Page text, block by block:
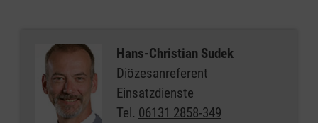
Hans-Christian Sudek
Diözesanreferent
Einsatzdienste
Tel. 06131 2858-349